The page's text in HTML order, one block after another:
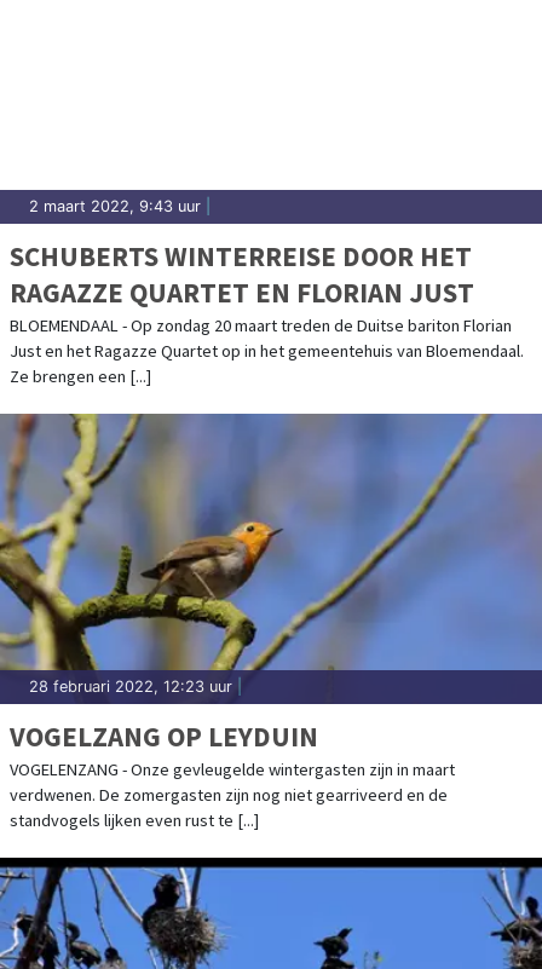
2 maart 2022, 9:43 uur
SCHUBERTS WINTERREISE DOOR HET
RAGAZZE QUARTET EN FLORIAN JUST
BLOEMENDAAL - Op zondag 20 maart treden de Duitse bariton Florian
Just en het Ragazze Quartet op in het gemeentehuis van Bloemendaal.
Ze brengen een [...]
28 februari 2022, 12:23 uur
VOGELZANG OP LEYDUIN
VOGELENZANG - Onze gevleugelde wintergasten zijn in maart
verdwenen. De zomergasten zijn nog niet gearriveerd en de
standvogels lijken even rust te [...]